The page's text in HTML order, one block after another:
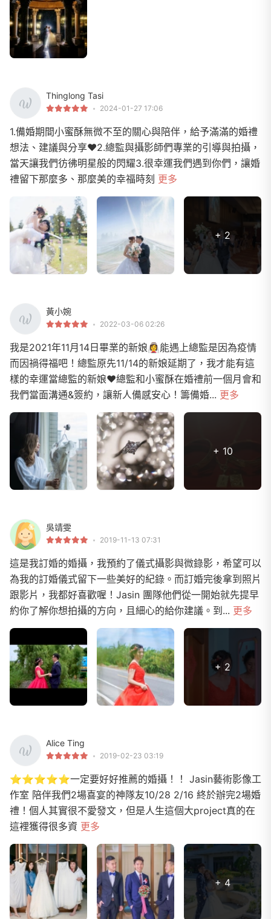
Thinglong Tasi
2024-01-27 17:06
1.備婚期間小蜜酥無微不至的關心與陪伴，給予滿滿的婚禮
想法、建議與分享❤️2.總監與攝影師們專業的引導與拍攝，
當天讓我們彷彿明星般的閃耀3.很幸運我們遇到你們，讓婚
禮留下那麼多、那麼美的幸福時刻 更多
+ 2
黃小婉
2022-03-06 02:26
我是2021年11月14日畢業的新娘👰‍♀️能遇上總監是因為疫情
而因禍得福吧！總監原先11/14的新娘延期了，我才能有這
樣的幸運當總監的新娘❤️總監和小蜜酥在婚禮前一個月會和
我們當面溝通&簽約，讓新人備感安心！籌備婚... 更多
+ 10
吳靖雯
2019-11-13 07:31
這是我訂婚的婚攝，我預約了儀式攝影與微錄影，希望可以
為我的訂婚儀式留下一些美好的紀錄。而訂婚完後拿到照片
跟影片，我都好喜歡喔！Jasin 團隊他們從一開始就先提早
約你了解你想拍攝的方向，且細心的給你建議。到... 更多
+ 2
Alice Ting
2019-02-23 03:19
⭐️⭐️⭐️⭐️⭐️一定要好好推薦的婚攝！！ Jasin藝術影像工
作室 陪伴我們2場喜宴的神隊友10/28 2/16 終於辦完2場婚
禮！個人其實很不愛發文，但是人生這個大project真的在
這裡獲得很多資 更多
+ 4